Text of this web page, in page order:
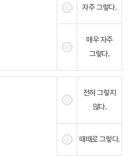
자주 그렇다.
매우 자주
그렇다.
전혀 그렇지
않다.
때때로 그렇다.